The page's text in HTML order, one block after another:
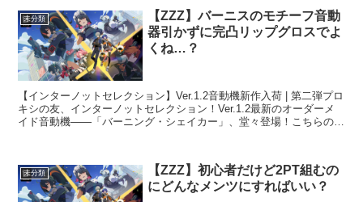
未分類
【ZZZ】バーニスのモチーフ音動
器引かずに完凸リップグロスでよ
くね…？
【インターノットセレクション】Ver.1.2音動機新作入荷 | 第二弾プロ
キシの友、インターノットセレクション！Ver.1.2最新のオーダーメ
イド音動機――「バーニング・シェイカー」、堂々登場！こちらのオ
未分類
【ZZZ】初心者だけど2PT組むの
にどんなメンツにすればいい？